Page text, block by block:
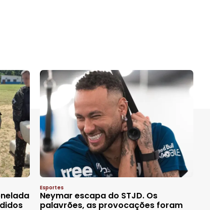
Esportes
Neymar escapa do STJD. Os
palavrões, as provocações foram